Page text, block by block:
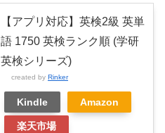
【アプリ対応】英検2級 英単
語 1750 英検ランク順 (学研
英検シリーズ)
created by Rinker
Kindle Amazon
楽天市場